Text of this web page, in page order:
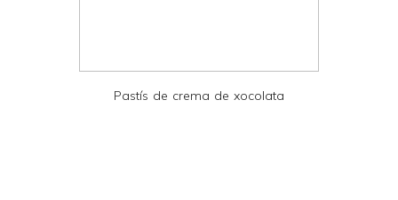
Pastís de crema de xocolata